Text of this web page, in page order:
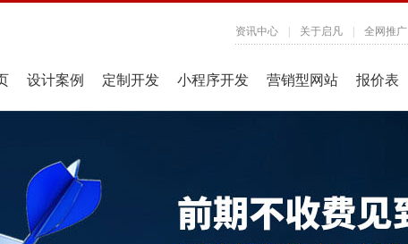
资讯中心 关于启凡 全网推广
设计案例 定制开发 小程序开发 营销型网站 报价表